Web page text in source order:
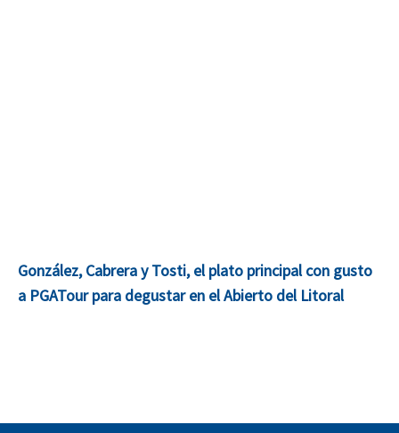
González, Cabrera y Tosti, el plato principal con gusto
a PGATour para degustar en el Abierto del Litoral